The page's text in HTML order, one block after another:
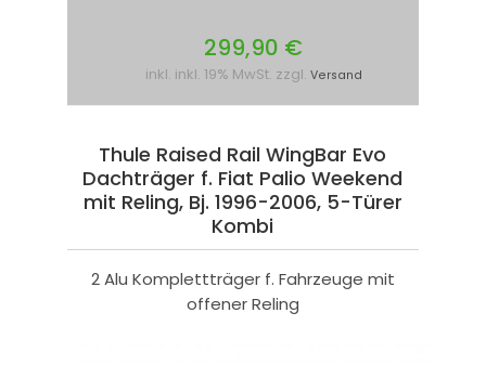
299,90 €
inkl. inkl. 19% MwSt. zzgl. Versand
Thule Raised Rail WingBar Evo
Dachträger f. Fiat Palio Weekend
mit Reling, Bj. 1996-2006, 5-Türer
Kombi
2 Alu Komplettträger f. Fahrzeuge mit
offener Reling